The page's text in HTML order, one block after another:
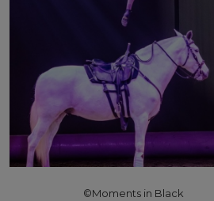
©Moments in Black